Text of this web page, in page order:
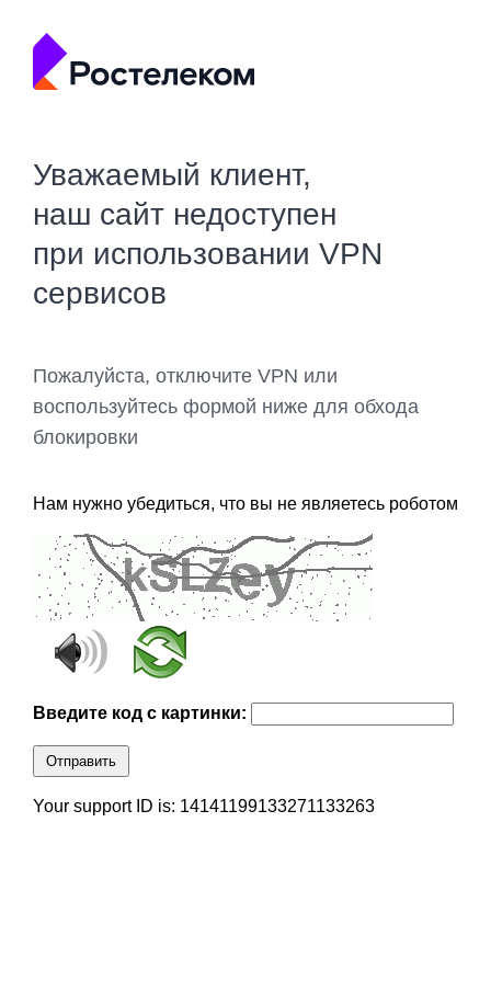
Уважаемый клиент,
наш сайт недоступен
при использовании VPN
сервисов
Пожалуйста, отключите VPN или
воспользуйтесь формой ниже для обхода
блокировки
Нам нужно убедиться, что вы не являетесь роботом
Введите код с картинки:
Отправить
Your support ID is: 14141199133271133263